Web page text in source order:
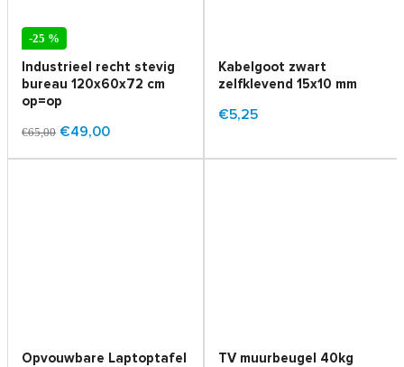
-25 %
Industrieel recht stevig
bureau 120x60x72 cm
op=op
€65,00 €49,00
Kabelgoot zwart
zelfklevend 15x10 mm
€5,25
Opvouwbare Laptoptafel
TV muurbeugel 40kg